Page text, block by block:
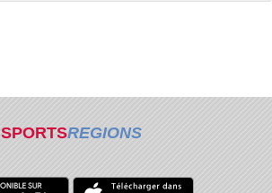
SPORTSREGIONS